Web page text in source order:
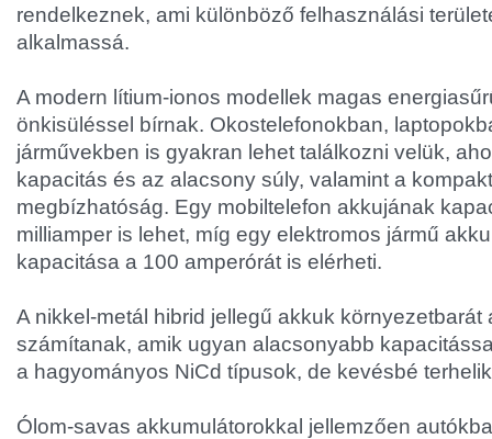
rendelkeznek, ami különböző felhasználási
alkalmassá.
A modern lítium-ionos modellek magas
önkisüléssel bírnak. Okostelefonokban,
járművekben is gyakran lehet találkozni velük,
kapacitás és az alacsony súly, valamint a
megbízhatóság. Egy mobiltelefon akkujának
milliamper is lehet, míg egy elektromos jármű
kapacitása a 100 amperórát is elérheti.
A nikkel-metál hibrid jellegű akkuk környezetbarát
számítanak, amik ugyan alacsonyabb
a hagyományos NiCd típusok, de kevésbé
Ólom-savas akkumulátorokkal jellemzően